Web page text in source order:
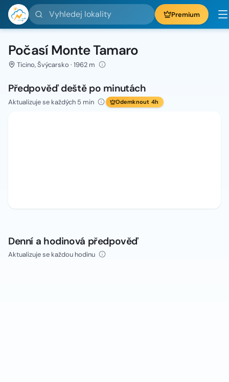
Vyhledej lokality Premium
Počasí Monte Tamaro
Ticino, Švýcarsko · 1962 m
Předpověď deště po minutách
Aktualizuje se každých 5 min Odemknout 4h
Denní a hodinová předpověď
Aktualizuje se každou hodinu